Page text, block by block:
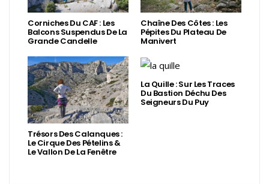
Corniches Du CAF : Les
Balcons Suspendus De La
Grande Candelle
Chaîne Des Côtes : Les
Pépites Du Plateau De
Manivert
Trésors Des Calanques :
Le Cirque Des Pételins &
Le Vallon De La Fenêtre
La Quille : Sur Les Traces
Du Bastion Déchu Des
Seigneurs Du Puy